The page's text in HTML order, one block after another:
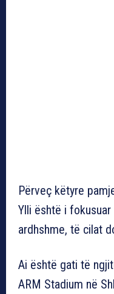
Përveç këtyre
Ylli është i
ardhshme, të cilat
Ai është gati të
ARM Stadium në